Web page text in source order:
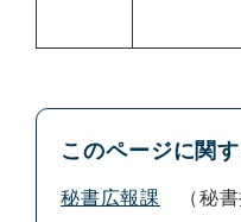
このページに関
秘書広報課 秘